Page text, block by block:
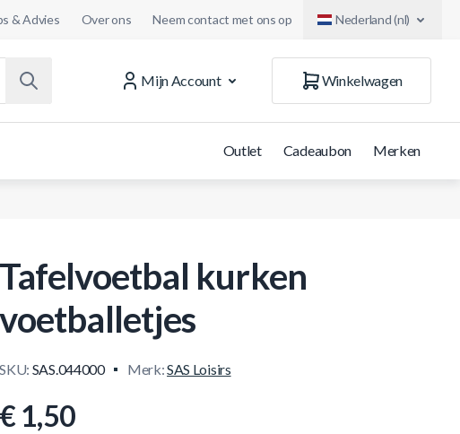
& Advies Over ons Neem contact met ons op Nederland (nl)
Mijn Account
Winkelwagen
Outlet Cadeaubon Merken
Tafelvoetbal kurken
voetballetjes
SKU: SAS.044000 Merk:SAS Loisirs
€ 1,50